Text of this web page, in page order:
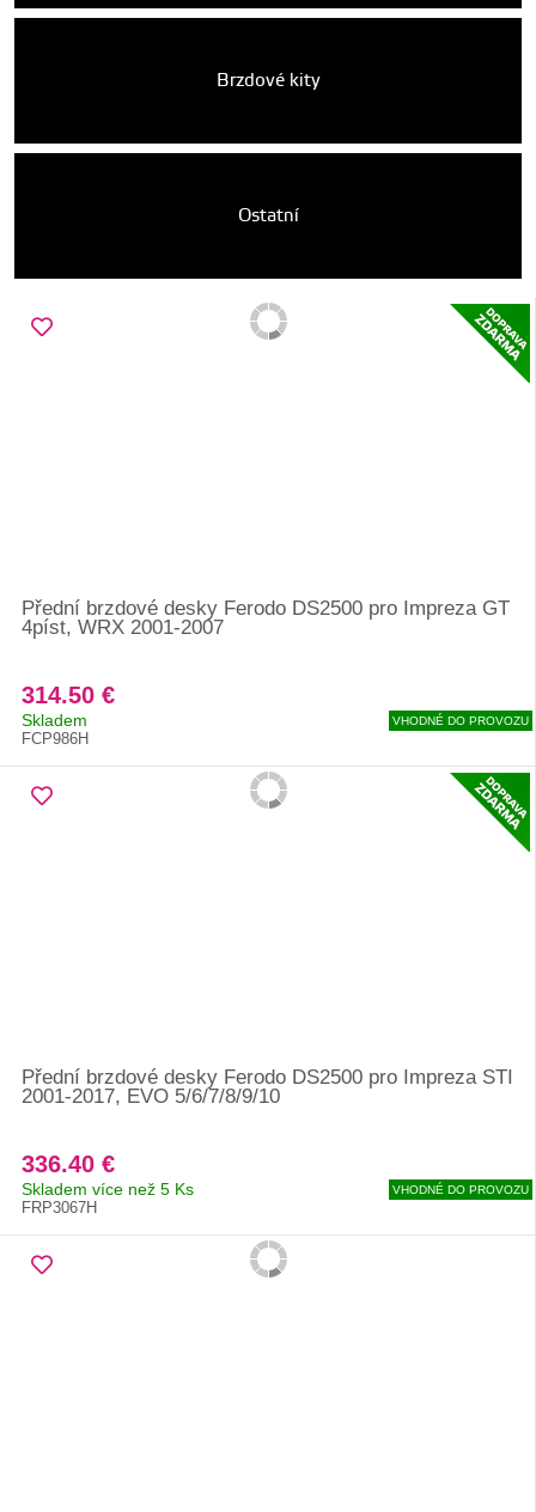
Brzdové kity
Ostatní
Přední brzdové desky Ferodo DS2500 pro Impreza GT
4píst, WRX 2001-2007
314.50 €
Skladem
FCP986H
VHODNÉ DO PROVOZU
Přední brzdové desky Ferodo DS2500 pro Impreza STI
2001-2017, EVO 5/6/7/8/9/10
336.40 €
Skladem více než 5 Ks
FRP3067H
VHODNÉ DO PROVOZU